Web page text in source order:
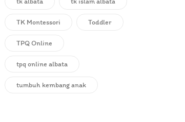
TK Montessori Toddler
TPQ Online
tpq online albata
tumbuh kembang anak